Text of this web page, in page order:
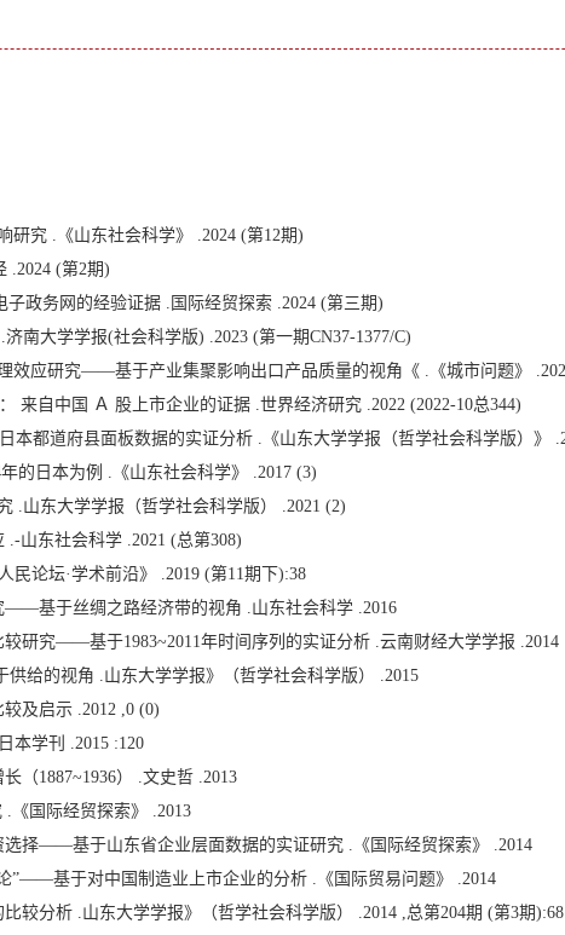
研究 .《山东社会科学》 .2024 (第12期)
.2024 (第2期)
政务网的经验证据 .国际经贸探索 .2024 (第三期)
南大学学报(社会科学版) .2023 (第一期CN37-1377/C)
效应研究——基于产业集聚影响出口产品质量的视角《 .《城市问题》
来自中国 Ａ 股上市企业的证据 .世界经济研究 .2022 (2022-10总344)
本都道府县面板数据的实证分析 .《山东大学学报（哲学社会科学版）》
的日本为例 .《山东社会科学》 .2017 (3)
.山东大学学报（哲学社会科学版） .2021 (2)
山东社会科学 .2021 (总第308)
论坛·学术前沿》 .2019 (第11期下):38
基于丝绸之路经济带的视角 .山东社会科学 .2016
研究——基于1983~2011年时间序列的实证分析 .云南财经大学学报 .2014
给的视角 .山东大学学报》（哲学社会科学版） .2015
及启示 .2012 ,0 (0)
本学刊 .2015 :120
（1887~1936） .文史哲 .2013
《国际经贸探索》 .2013
择——基于山东省企业层面数据的实证研究 .《国际经贸探索》 .2014
”——基于对中国制造业上市企业的分析 .《国际贸易问题》 .2014
较分析 .山东大学学报》（哲学社会科学版） .2014 ,总第204期 (第3期):68